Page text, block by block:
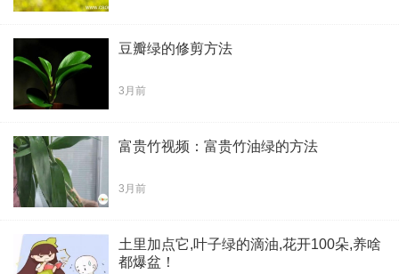
豆瓣绿的修剪方法
3月前
富贵竹视频：富贵竹油绿的方法
3月前
土里加点它,叶子绿的滴油,花开100朵,养啥
都爆盆！